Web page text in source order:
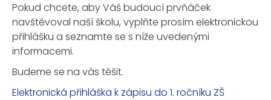
Pokud chcete, aby Váš budoucí prvňáček
navštěvoval naší školu, vyplňte prosím elektronickou
přihlášku a seznamte se s níže uvedenými
informacemi.
Budeme se na vás těšit.
Elektronická přihláška k zápisu do 1. ročníku ZŠ